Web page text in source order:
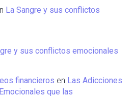
La Sangre y sus conflictos
y sus conflictos emocionales
financieros en Las Adicciones
que las